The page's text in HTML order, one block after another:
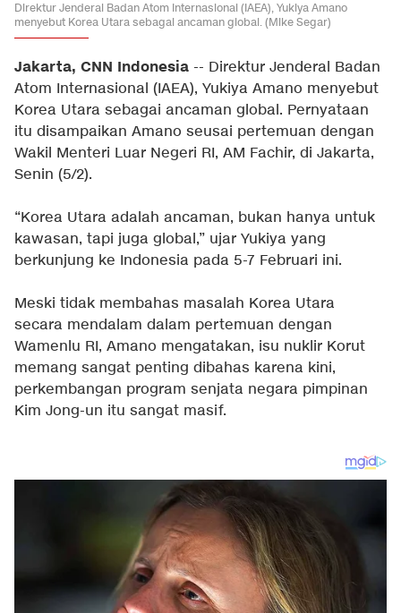
Direktur Jenderal Badan Atom Internasional (IAEA), Yukiya Amano
menyebut Korea Utara sebagai ancaman global. (Mike Segar)
Jakarta, CNN Indonesia -- Direktur Jenderal Badan
Atom Internasional (IAEA), Yukiya Amano menyebut
Korea Utara sebagai ancaman global. Pernyataan
itu disampaikan Amano seusai pertemuan dengan
Wakil Menteri Luar Negeri RI, AM Fachir, di Jakarta,
Senin (5/2).
“Korea Utara adalah ancaman, bukan hanya untuk
kawasan, tapi juga global,” ujar Yukiya yang
berkunjung ke Indonesia pada 5-7 Februari ini.
Meski tidak membahas masalah Korea Utara
secara mendalam dalam pertemuan dengan
Wamenlu RI, Amano mengatakan, isu nuklir Korut
memang sangat penting dibahas karena kini,
perkembangan program senjata negara pimpinan
Kim Jong-un itu sangat masif.